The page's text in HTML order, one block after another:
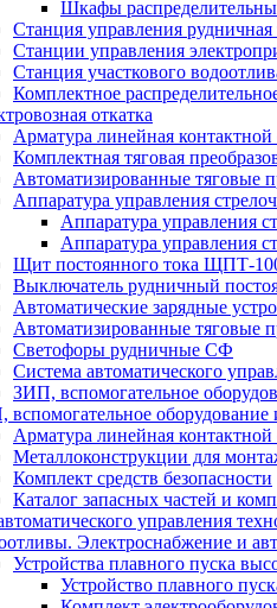
Шкафы
Станция управления
Станции управления
Станция участкового
Комплектное
откатка
Арматура линейная контактной
Комплектная тяговая
Автоматизированные
Аппаратура управления
Аппаратура управления
Аппаратура управления
Щит постоянного тока ЩПТ-
Выключатель рудничный
Автоматические зарядные
Автоматизированные тяговые
Светофоры рудничные СФ
Система автоматического
ЗИП, вспомогательное
вспомогательное оборудование
Арматура линейная контактной
Металлоконструкции для
Комплект средств безопасности
Каталог запасных частей и
управления
Электроснабжение и
Устройства плавного пуска
Устройство плавного